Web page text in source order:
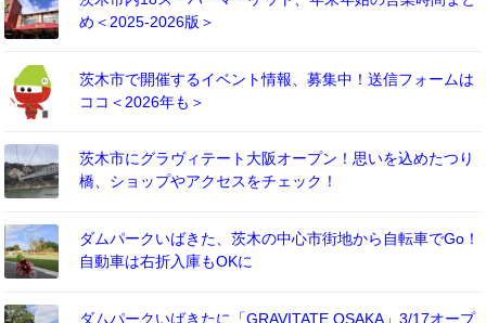
め＜2025-2026版＞
茨木市で開催するイベント情報、募集中！送信フォームは
ココ＜2026年も＞
茨木市にグラヴィテート大阪オープン！思いを込めたつり
橋、ショップやアクセスをチェック！
ダムパークいばきた、茨木の中心市街地から自転車でGo！
自動車は右折入庫もOKに
ダムパークいばきたに「GRAVITATE OSAKA」3/17オープ